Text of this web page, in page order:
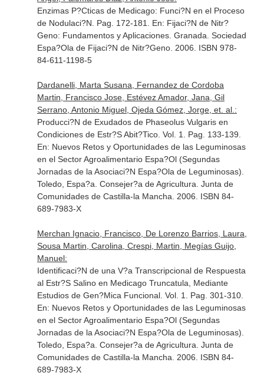
Enzimas P?Cticas de Medicago: Funci?N en el Proceso
de Nodulaci?N. Pag. 172-181. En: Fijaci?N de Nitr?
Geno: Fundamentos y Aplicaciones. Granada. Sociedad
Espa?Ola de Fijaci?N de Nitr?Geno. 2006. ISBN 978-
84-611-1198-5
Dardanelli, Marta Susana, Fernandez de Cordoba
Martin, Francisco Jose, Estévez Amador, Jana, Gil
Serrano, Antonio Miguel, Ojeda Gómez, Jorge, et. al.:
Producci?N de Exudados de Phaseolus Vulgaris en
Condiciones de Estr?S Abit?Tico. Vol. 1. Pag. 133-139.
En: Nuevos Retos y Oportunidades de las Leguminosas
en el Sector Agroalimentario Espa?Ol (Segundas
Jornadas de la Asociaci?N Espa?Ola de Leguminosas)
Toledo, Espa?a. Consejer?a de Agricultura. Junta de
Comunidades de Castilla-la Mancha. 2006. ISBN 84-
689-7983-X
Merchan Ignacio, Francisco, De Lorenzo Barrios, Laura,
Sousa Martin, Carolina, Crespi, Martin, Megías Guijo,
Manuel:
Identificaci?N de una V?a Transcripcional de Respuesta
al Estr?S Salino en Medicago Truncatula, Mediante
Estudios de Gen?Mica Funcional. Vol. 1. Pag. 301-310.
En: Nuevos Retos y Oportunidades de las Leguminosas
en el Sector Agroalimentario Espa?Ol (Segundas
Jornadas de la Asociaci?N Espa?Ola de Leguminosas)
Toledo, Espa?a. Consejer?a de Agricultura. Junta de
Comunidades de Castilla-la Mancha. 2006. ISBN 84-
689-7983-X